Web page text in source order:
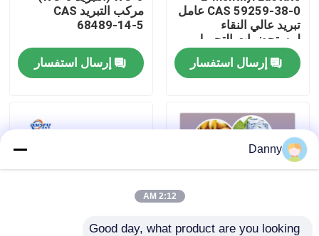
حولنا
جولة في المصنع
اتصل بنا
نكهات الجوهر الغذائي
CAS 59259-38-0 عامل
تبريد عالي النقاء
لمستحضرات التجميل
والعطور
إرسال استفسار
مركب التبريد CAS
68489-14-5
إرسال استفسار
Danny
2:12 AM
Good day, what product are you looking